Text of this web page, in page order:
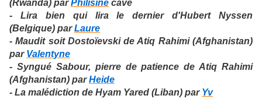
(Rwanda) parPhilisine cave
- Lira bien qui lira le dernier d'Hubert Nyssen
(Belgique) parLaure
- Maudit soit Dostoïevski de Atiq Rahimi (Afghanistan)
par Valentyne
- Syngué Sabour, pierre de patience de Atiq Rahimi
(Afghanistan) par Heide
- La malédiction de Hyam Yared (Liban) par Yv